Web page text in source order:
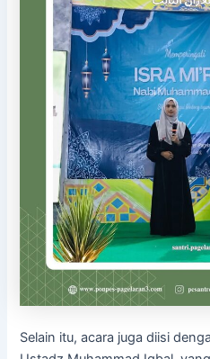
Selain itu, acara juga diisi